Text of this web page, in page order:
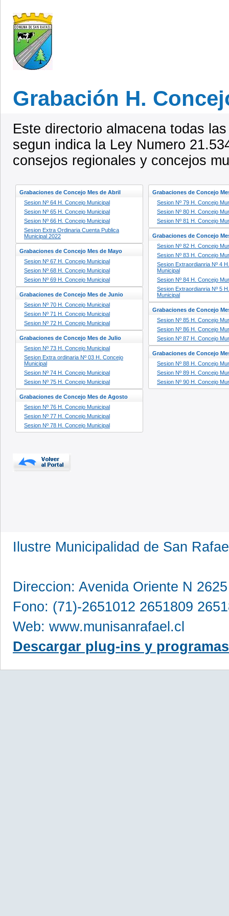
Grabación H.
Este directorio almacena todas
segun indica la Ley Numero
consejos regionales y concejos
Grabaciones de Concejo Mes de Abril
Sesion Nº 64 H. Concejo Municipal
Sesion Nº 65 H. Concejo Municipal
Sesion Nº 66 H. Concejo Municipal
Sesion Extra Ordinaria Cuenta Publica
Municipal 2022
Grabaciones de Concejo Mes de Mayo
Sesion Nº 67 H. Concejo Municipal
Sesion Nº 68 H. Concejo Municipal
Sesion Nº 69 H. Concejo Municipal
Grabaciones de Concejo Mes de Junio
Sesion Nº 70 H. Concejo Municipal
Sesion Nº 71 H. Concejo Municipal
Sesion Nº 72 H. Concejo Municipal
Grabaciones de Concejo Mes de Julio
Sesion Nº 73 H. Concejo Municipal
Sesion Extra ordinaria Nº 03 H. Concejo
Municipal
Sesion Nº 74 H. Concejo Municipal
Sesion Nº 75 H. Concejo Municipal
Grabaciones de Concejo Mes de Agosto
Sesion Nº 76 H. Concejo Municipal
Sesion Nº 77 H. Concejo Municipal
Sesion Nº 78 H. Concejo Municipal
Grabaciones de Concejo
Sesion Nº 79 H. Concejo
Sesion Nº 80 H. Concejo
Sesion Nº 81 H. Concejo
Grabaciones de Concejo
Sesion Nº 82 H. Concejo
Sesion Nº 83 H. Concejo
Sesion Extraordianria Nº 4
Municipal
Sesion Nº 84 H. Concejo
Sesion Extraordianria Nº 5
Municipal
Grabaciones de Concejo
Sesion Nº 85 H. Concejo
Sesion Nº 86 H. Concejo
Sesion Nº 87 H. Concejo
Grabaciones de Concejo
Sesion Nº 88 H. Concejo
Sesion Nº 89 H. Concejo
Sesion Nº 90 H. Concejo
Ilustre Municipalidad de San
Direccion: Avenida Oriente N 2625
Fono: (71)-2651012 2651809
Web: www.munisanrafael.cl
Descargar plug-ins y